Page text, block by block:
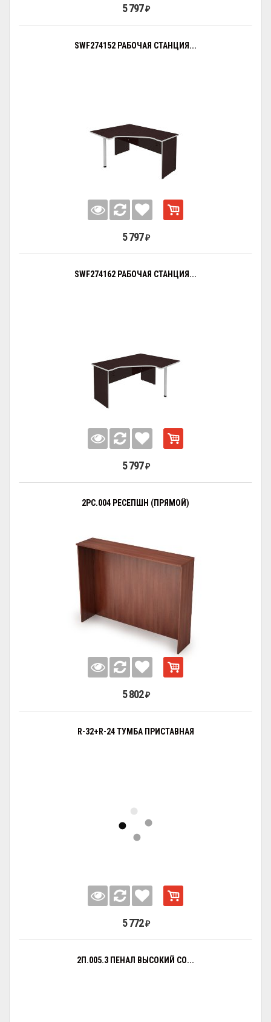
5 797 ₽
SWF274152 РАБОЧАЯ СТАНЦИЯ...
5 797 ₽
SWF274162 РАБОЧАЯ СТАНЦИЯ...
5 797 ₽
2РС.004 РЕСЕПШН (ПРЯМОЙ)
5 802 ₽
R-32+R-24 ТУМБА ПРИСТАВНАЯ
5 772 ₽
2П.005.3 ПЕНАЛ ВЫСОКИЙ СО...